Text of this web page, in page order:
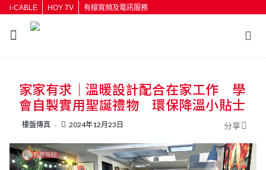
i-CABLE HOY TV 有線寬頻及電訊服務
按輸入鍵開始搜尋
家家有求｜溫暖設計配合在家工作 學
會自製實用聖誕禮物 環保降溫小貼士
樓盤傳真 2024年12月23日 分享